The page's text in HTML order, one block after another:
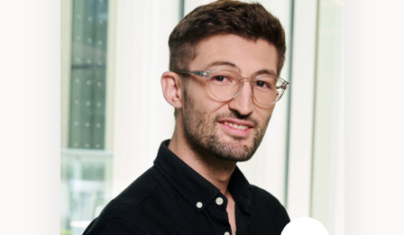
Neuropsychiatrie et neurosciences
Direction d'essais cliniques
Analyse des politiques et pratiques en santé
mentale
Développement de protocoles d'essais
cliniques
Collaboration interfonctionnelle
Leadership en recherche clinique
Développement de cadres politiques
Collaboration avec des entreprises
pharmaceutiques
Rédaction de publications et de rapports
politiques
Enseignement et mentorat